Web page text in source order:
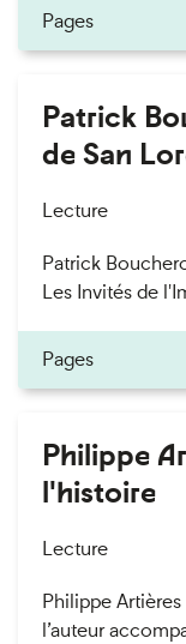
Pages
Patrick
de San
Lecture
Patrick
Les Invités de
Pages
Philippe
l'histoire
Lecture
Philippe
l’auteur